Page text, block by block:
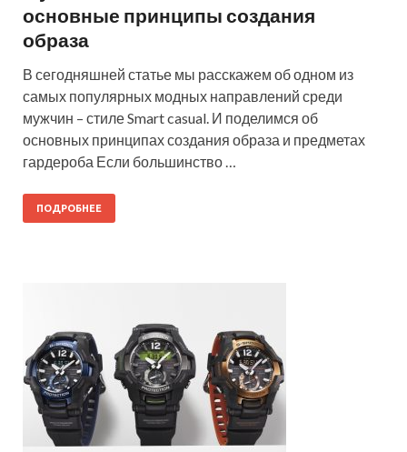
основные принципы создания
образа
В сегодняшней статье мы расскажем об одном из
самых популярных модных направлений среди
мужчин – стиле Smart casual. И поделимся об
основных принципах создания образа и предметах
гардероба Если большинство …
ПОДРОБНЕЕ